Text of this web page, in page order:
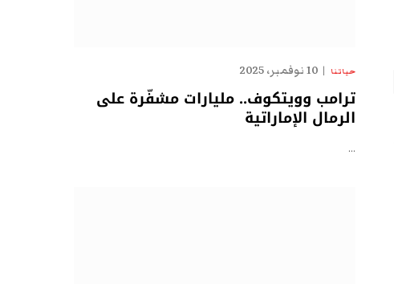
حياتنا 10 نوفمبر، 2025
ترامب وويتكوف.. مليارات مشفّرة على
الرمال الإماراتية
…